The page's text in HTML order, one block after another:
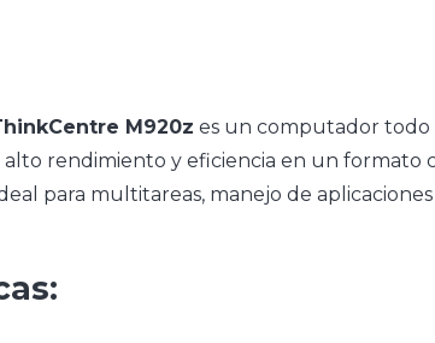
M920z es un computador todo
rendimiento y eficiencia en un
para multitareas, manejo de